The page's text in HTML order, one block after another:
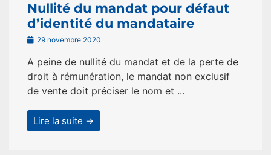
Nullité du mandat pour défaut
d’identité du mandataire
29 novembre 2020
A peine de nullité du mandat et de la perte de
droit à rémunération, le mandat non exclusif
de vente doit préciser le nom et ...
Lire la suite →